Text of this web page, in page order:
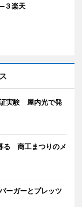
３楽天
実験 屋内光で発
る 商工まつりのメ
ーガーとプレッツ